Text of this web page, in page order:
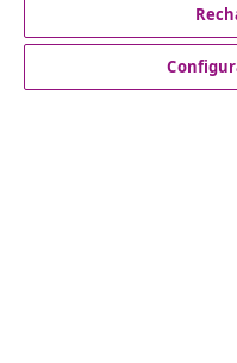
Servicio al Cliente